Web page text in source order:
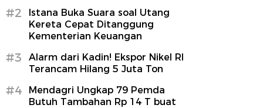
#2
Istana Buka Suara soal Utang
Kereta Cepat Ditanggung
Kementerian Keuangan
#3
Alarm dari Kadin! Ekspor Nikel RI
Terancam Hilang 5 Juta Ton
#4
Mendagri Ungkap 79 Pemda
Butuh Tambahan Rp 14 T buat